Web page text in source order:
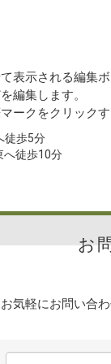
表示される編集
編集します。
ークをクリック
徒歩5分
へ徒歩10分
お
気軽にお問い合